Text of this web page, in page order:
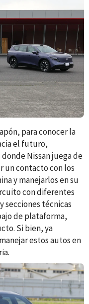
para conocer la
el futuro,
Nissan juega de
un contacto con los
y manejarlos en su
con diferentes
secciones técnicas
de plataforma,
Si bien, ya
estos autos en